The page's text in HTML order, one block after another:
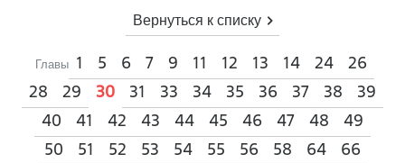
Вернуться к списку
Главы 1 5 6 7 9 11 12 13 14 24
26
28
29 30 31 33 34 35 36 37 38
39
40
41 42 43 44 45 46 47 48
49
50
51 52 53 54 55 56 58 64
66